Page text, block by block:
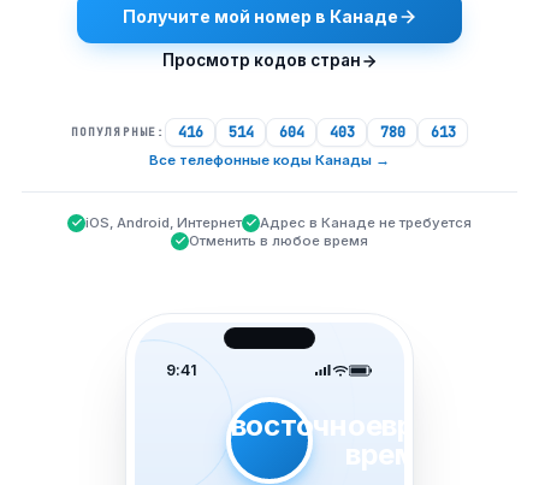
Получите мой номер в Канаде
Просмотр кодов стран
ПОПУЛЯРНЫЕ: 416 514 604 403 780 613
Все телефонные коды Канады →
iOS, Android, Интернет
Адрес в Канаде не требуется
Отменить в любое время
9:41
время